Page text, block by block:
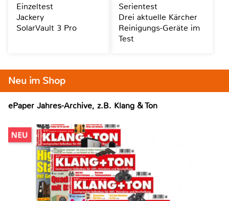
Neu im Shop
ePaper Jahres-Archive, z.B. Klang & Ton
Einzeltest
Jackery
SolarVault 3 Pro
Serientest
Drei aktuelle Kärcher
Reinigungs-Geräte im
Test